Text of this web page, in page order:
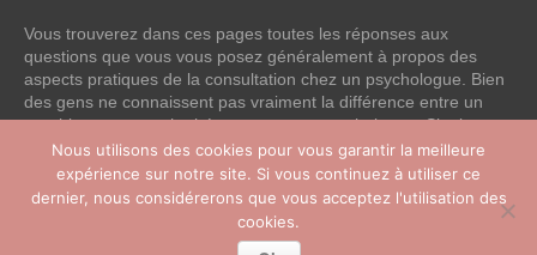
Vous trouverez dans ces pages toutes les réponses aux
questions que vous vous posez généralement à propos des
aspects pratiques de la consultation chez un psychologue. Bien
des gens ne connaissent pas vraiment la différence entre un
psychiatre, un psychothérapeute et un psychologue. Si tel est
votre cas, voici quelques définitions qui devraient clarifier les
choses, n’hésitez pas à nous contacter:
Lire la suite
Nous utilisons des cookies pour vous garantir la meilleure
expérience sur notre site. Si vous continuez à utiliser ce
dernier, nous considérerons que vous acceptez l'utilisation des
cookies.